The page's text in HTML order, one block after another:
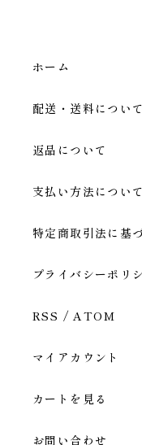
ホーム
配送・送料について
返品について
支払い方法について
特定商取引法に基
プライバシーポリ
RSS / ATOM
マイアカウント
カートを見る
お問い合わせ